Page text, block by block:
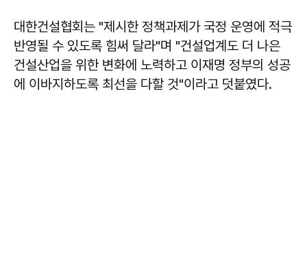
대한건설협회는 "제시한 정책과제가 국정 운영에 적극
반영될 수 있도록 힘써 달라"며 "건설업계도 더 나은
건설산업을 위한 변화에 노력하고 이재명 정부의 성공
에 이바지하도록 최선을 다할 것"이라고 덧붙였다.